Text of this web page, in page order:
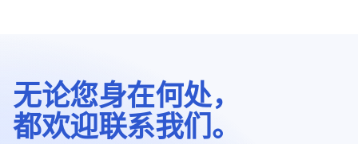
无论您身在何处，
都欢迎联系我们。